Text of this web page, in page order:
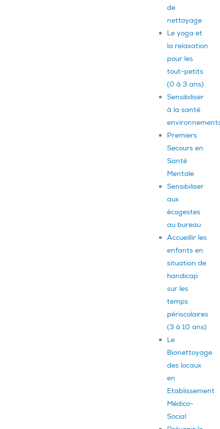
de
nettoyage
Le yoga et
la relaxation
pour les
tout-petits
(0 à 3 ans)
Sensibiliser
à la santé
Premiers
Secours en
Santé
Mentale
Sensibiliser
aux
écogestes
au bureau
Accueillir les
enfants en
situation de
handicap
sur les
temps
périscolaires
(3 à 10 ans)
Le
Bionettoyage
des locaux
en
Etablissement
Médico-
Social